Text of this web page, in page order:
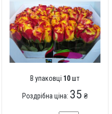
В упаковці 10шт
Роздрібна ціна: 35 ₴